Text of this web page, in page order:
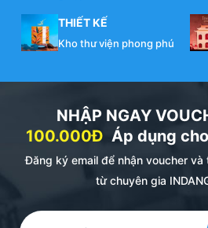
THIẾT KẾ
Kho thư viện phong phú
NHẬP NGAY
100.000Đ Áp dụng
Đăng ký email để nhận voucher
từ chuyên gia